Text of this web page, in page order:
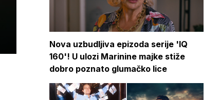
Nova uzbudljiva epizoda serije 'IQ
160'! U ulozi Marinine majke stiže
dobro poznato glumačko lice